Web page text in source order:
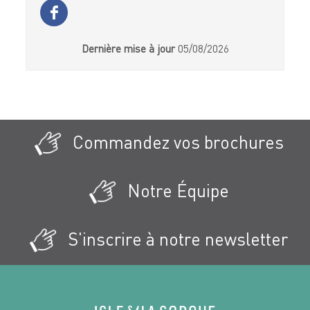
Dernière mise à jour 05/08/2026
Commandez vos brochures
Notre Équipe
S'inscrire à notre newsletter